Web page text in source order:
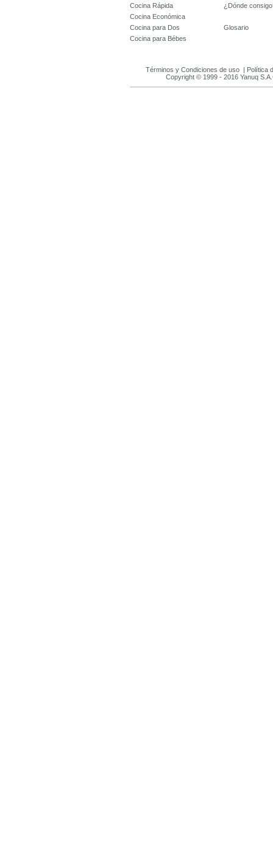
Cocina Rápida
¿Dónde
Cocina Económica
Cocina para Dos
Glosario
Cocina para Bébes
Términos y Condiciones de uso| Política
Copyright © 1999 - 2016 Yanuq